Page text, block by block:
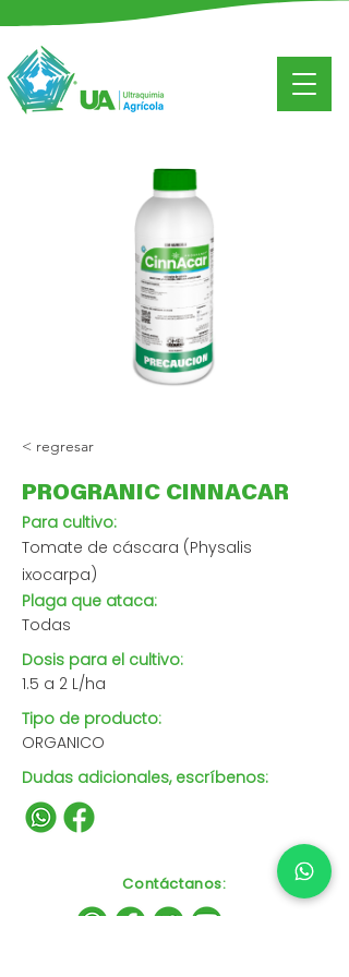
< regresar
PROGRANIC CINNACAR
Para cultivo:
Tomate de cáscara (Physalis
ixocarpa)
Plaga que ataca:
Todas
Dosis para el cultivo:
1.5 a 2 L/ha
Tipo de producto:
ORGANICO
Dudas adicionales, escríbenos:
Contáctanos: